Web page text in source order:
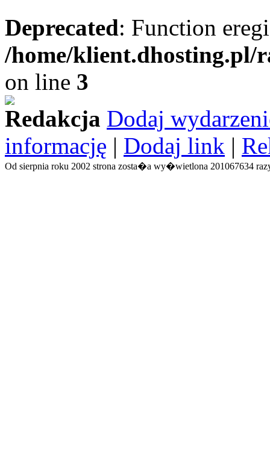
Deprecated: Function
/home/
on line 3
Redakcja Dodaj
informację | Dodaj link |
Od sierpnia roku 2002 strona zosta�a wy�wietlona 201067634